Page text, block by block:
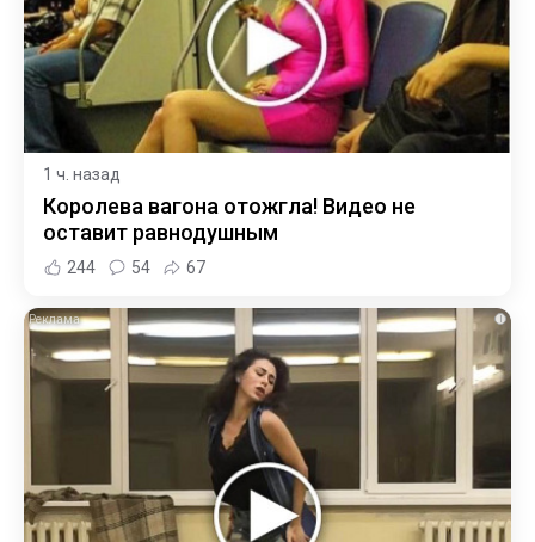
1 ч. назад
Королева вагона отожгла! Видео не
оставит равнодушным
244 54 67
i